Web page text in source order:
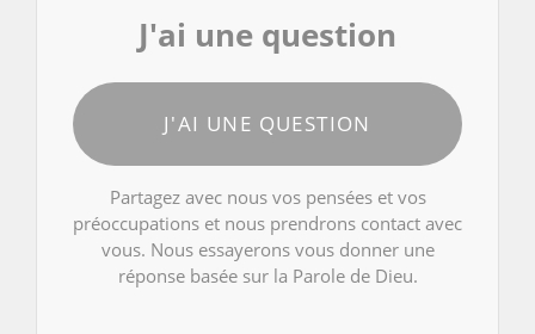
J'ai une question
J'AI UNE QUESTION
Partagez avec nous vos pensées et vos
préoccupations et nous prendrons contact avec
vous. Nous essayerons vous donner une
réponse basée sur la Parole de Dieu.